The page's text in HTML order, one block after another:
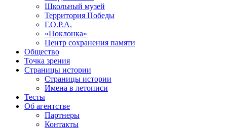
Школьный музей
Территория Победы
Г.О.Р.А.
«Поклонка»
Центр сохранения памяти
Общество
Точка зрения
Страницы истории
Страницы истории
Имена в летописи
Тесты
Об агентстве
Партнеры
Контакты